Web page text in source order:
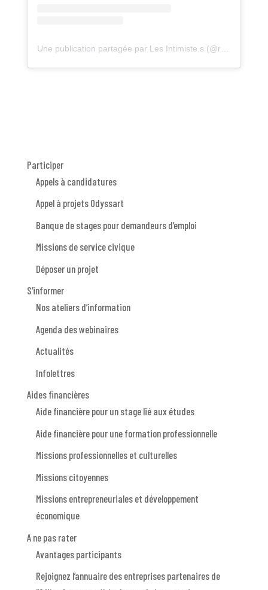
Participer
Appels à candidatures
Appel à projets Odyssart
Banque de stages pour demandeurs d’emploi
Missions de service civique
Déposer un projet
S’informer
Nos ateliers d’information
Agenda des webinaires
Actualités
Infolettres
Aides financières
Aide financière pour un stage lié aux études
Aide financière pour une formation professionnelle
Missions professionnelles et culturelles
Missions citoyennes
Missions entrepreneuriales et développement
économique
A ne pas rater
Avantages participants
Rejoignez l’annuaire des entreprises partenaires de